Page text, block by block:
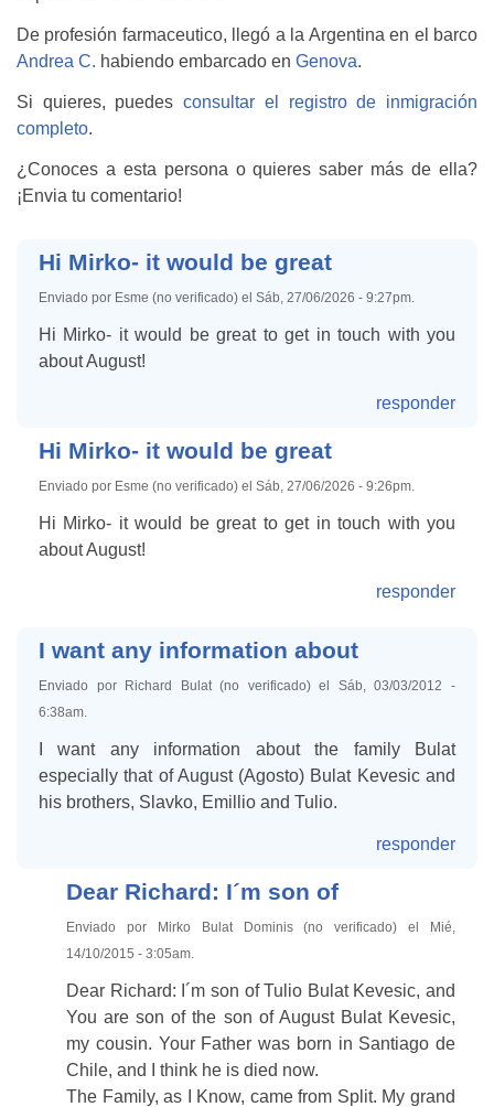
De profesión farmaceutico, llegó a la Argentina en el barco
Andrea C. habiendo embarcado en Genova.
Si quieres, puedesconsultar el registro de inmigración
completo.
¿Conoces a esta persona o quieres saber más de ella?
¡Envia tu comentario!
Hi Mirko- it would be great
Enviado por Esme (no verificado) el Sáb, 27/06/2026 - 9:27pm.
Hi Mirko- it would be great to get in touch with you
about August!
responder
Hi Mirko- it would be great
Enviado por Esme (no verificado) el Sáb, 27/06/2026 - 9:26pm.
Hi Mirko- it would be great to get in touch with you
about August!
responder
I want any information about
Enviado por Richard Bulat (no verificado) el Sáb, 03/03/2012 -
6:38am.
I want any information about the family Bulat
especially that of August (Agosto) Bulat Kevesic and
his brothers, Slavko, Emillio and Tulio.
responder
Dear Richard: I´m son of
Enviado por Mirko Bulat Dominis (no verificado) el Mié,
14/10/2015 - 3:05am.
Dear Richard: I´m son of Tulio Bulat Kevesic, and
You are son of the son of August Bulat Kevesic,
my cousin. Your Father was born in Santiago de
Chile, and I think he is died now.
The Family, as I Know, came from Split. My grand